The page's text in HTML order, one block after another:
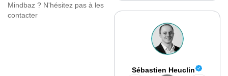
Mindbaz ? N'hésitez pas à les
contacter
Sébastien Heuclin